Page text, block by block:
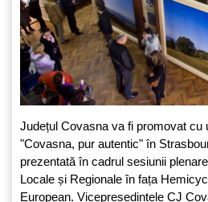
Județul Covasna va fi promovat cu
"Covasna, pur autentic" în
prezentată în cadrul sesiunii
Locale și Regionale în fața
European. Vicepreședintele CJ